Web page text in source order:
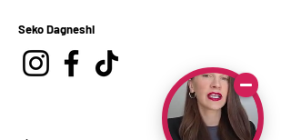
Seko Dagneshi